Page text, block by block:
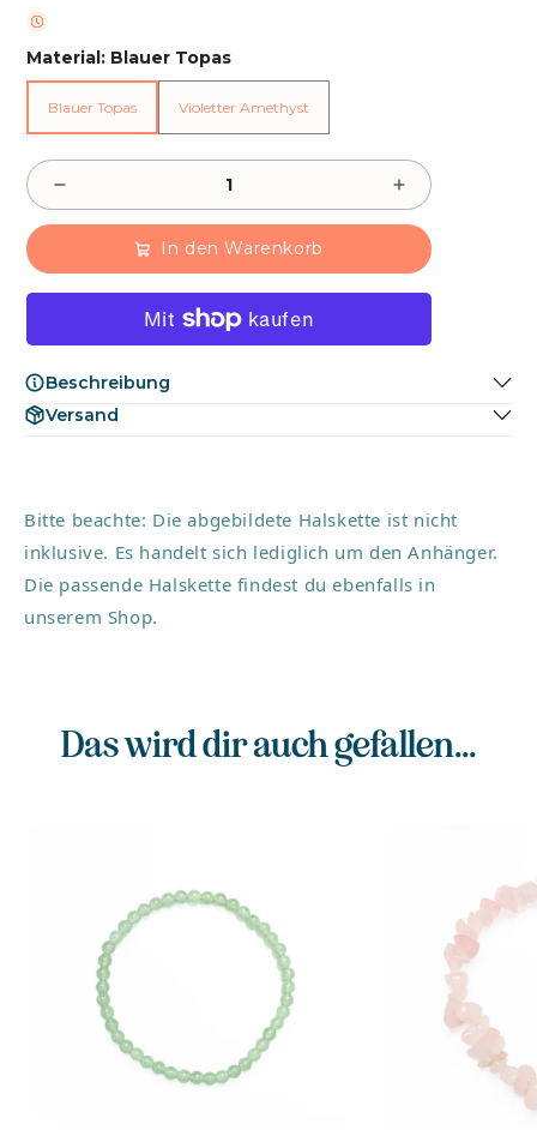
Material: Blauer Topas
Blauer Topas Violetter Amethyst
In den Warenkorb
Beschreibung
Unsere tropfenförmigen Anhänger, mit strahlend blauem
Steingröße: ca. 1-2cm
Verpackung: alva lou Schachtel
Die Kette ist nicht im Lieferumfang enthalten.
Versand
Bitte beachte: Die abgebildete Halskette ist nicht
inklusive. Es handelt sich lediglich um den Anhänger.
Die passende Halskette findest du ebenfalls in
unserem Shop.
Das wird dir auch gefallen...